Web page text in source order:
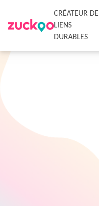
CRÉATEUR DE
LIENS
DURABLES